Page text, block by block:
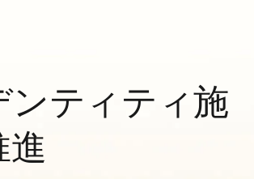
ンティティ施
進